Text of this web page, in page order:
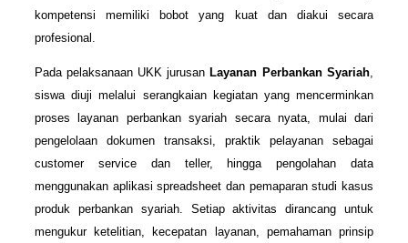
kompetensi memiliki bobot yang kuat dan diakui secara
profesional.
Pada pelaksanaan UKK jurusan Layanan Perbankan Syariah,
siswa diuji melalui serangkaian kegiatan yang mencerminkan
proses layanan perbankan syariah secara nyata, mulai dari
pengelolaan dokumen transaksi, praktik pelayanan sebagai
customer service dan teller, hingga pengolahan data
menggunakan aplikasi spreadsheet dan pemaparan studi kasus
produk perbankan syariah. Setiap aktivitas dirancang untuk
mengukur ketelitian, kecepatan layanan, pemahaman prinsip